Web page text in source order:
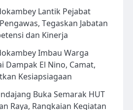
Lantik Pejabat
Tegaskan Jabatan
dan Kinerja
Imbau Warga
Dampak El Nino, Camat,
Kesiapsiagaan
Buka Semarak HUT
Raya, Rangkaian Kegiatan